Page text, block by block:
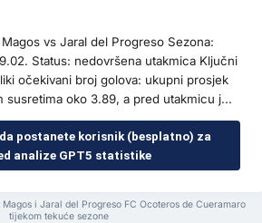
vs Jaral del Progreso Sezona:
Status: nedovršena utakmica Ključni
očekivani broj golova: ukupni prosjek
susretima oko 3.89, a pred utakmicu j...
postanete korisnik (besplatno) za
analize GPT5 statistike
i Jaral del Progreso FC Ocoteros de Cueramaro
tijekom tekuće sezone